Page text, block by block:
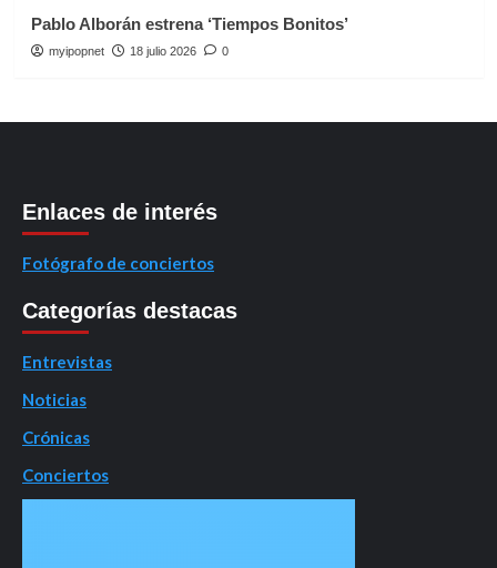
Pablo Alborán estrena ‘Tiempos Bonitos’
myipopnet 18 julio 2026 0
Enlaces de interés
Fotógrafo de conciertos
Categorías destacas
Entrevistas
Noticias
Crónicas
Conciertos